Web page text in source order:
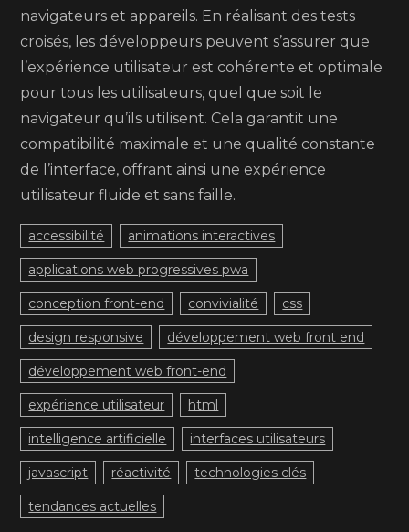
navigateurs et appareils. En réalisant des tests
croisés, les développeurs peuvent s’assurer que
l’expérience utilisateur est cohérente et optimale
pour tous les utilisateurs, quel que soit le
navigateur qu’ils utilisent. Cela garantit une
compatibilité maximale et une qualité constante
de l’interface, offrant ainsi une expérience
utilisateur fluide et sans faille.
accessibilité animations interactives
applications web progressives pwa
conception front-end convivialité css
design responsive développement web front end
développement web front-end
expérience utilisateur html
intelligence artificielle interfaces utilisateurs
javascript réactivité technologies clés
tendances actuelles